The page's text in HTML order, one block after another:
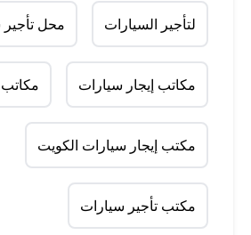
لتأجير السيارات محل
مكاتب إيجار سيارات
مكتب إيجار سيارات الكويت
مكتب تأجير سيارات